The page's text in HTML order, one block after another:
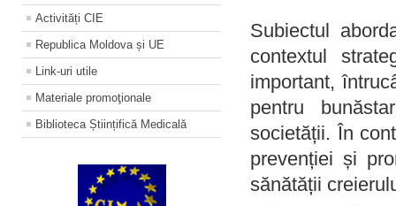
Activități CIE
Republica Moldova și UE
Link-uri utile
Materiale promoţionale
Biblioteca Științifică Medicală
Subiectul
contextul
important,
pentru
societății. În
prevenției și
sănătății